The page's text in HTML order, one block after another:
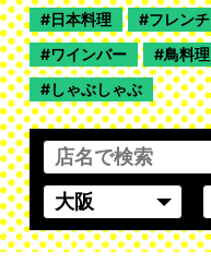
日本料理
フレンチ
ワインバー
鳥料理
しゃぶしゃぶ